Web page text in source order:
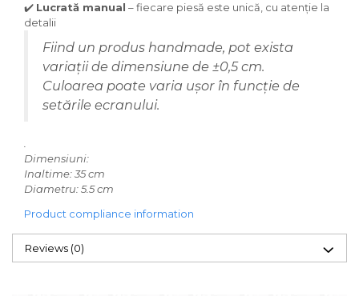
✔️ Lucrată manual – fiecare piesă este unică, cu atenție la
detalii
Fiind un produs handmade, pot exista
variații de dimensiune de ±0,5 cm.
Culoarea poate varia ușor în funcție de
setările ecranului.
Dimensiuni:
Inaltime: 35 cm
Diametru: 5.5 cm
Product compliance information
Reviews (0)